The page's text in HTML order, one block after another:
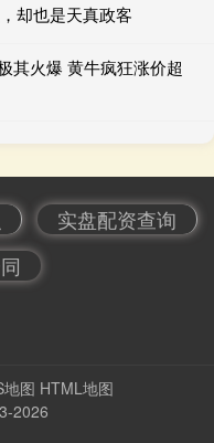
却也是天真政客
其火爆 黄牛疯狂涨价超
实盘配资查询
地图 HTML地图
2026